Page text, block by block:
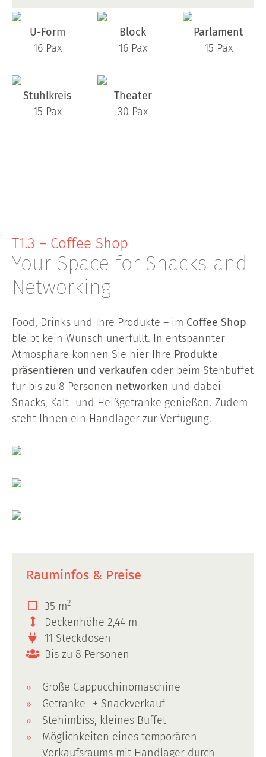
U-Form
16 Pax
Block
16 Pax
Parlament
15 Pax
Stuhlkreis
15 Pax
Theater
30 Pax
T1.3 – Coffee Shop
Your Space for Snacks and
Networking
Food, Drinks und Ihre Produkte – im Coffee Shop
bleibt kein Wunsch unerfüllt. In entspannter
Atmosphäre können Sie hier Ihre Produkte
präsentieren und verkaufen oder beim Stehbuffet
für bis zu 8 Personen networken und dabei
Snacks, Kalt- und Heißgetränke genießen. Zudem
steht Ihnen ein Handlager zur Verfügung.
Rauminfos & Preise
35 m2
Deckenhöhe 2,44 m
11 Steckdosen
Bis zu 8 Personen
Große Cappucchinomaschine
Getränke- + Snackverkauf
Stehimbiss, kleines Buffet
Möglichkeiten eines temporären
Verkaufsraums mit Handlager durch